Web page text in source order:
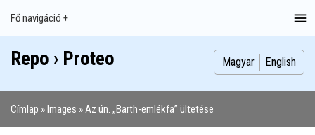
Main
navigation
Fő navigáció +
Index
Publikációk
Szakdolgozatok
Képek
Szerzők
Repo › Proteo Magyar English
Címlap Images Az ún. „Barth-emlékfa” ültetése